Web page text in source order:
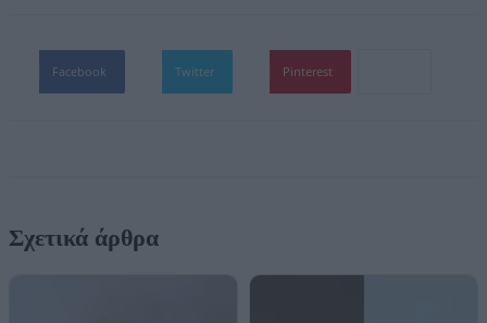
Facebook Twitter Pinterest
Σχετικά άρθρα